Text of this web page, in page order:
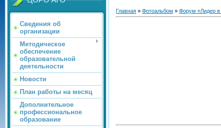
Сведения об
организации
Методическое
обеспечение
образовательной
деятельности
Новости
План работы на месяц
Дополнительное
профессиональное
образование
Главная » Фотоальбом » Форум «Лидер в